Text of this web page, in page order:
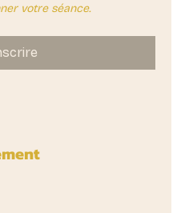
votre séance.